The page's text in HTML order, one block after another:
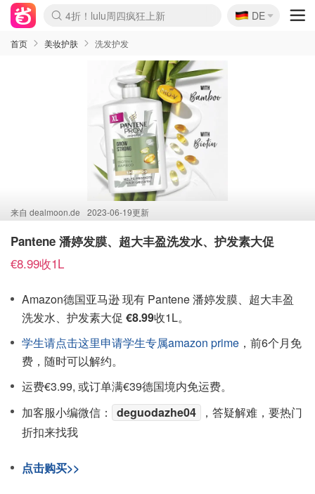
Boticinal 夏促开抢！
4折！lulu周四疯狂上新
还没结束！&OtherStories大促
Joybuy变相75折 随时失效
速领！Stanley独家85折
疑似霸哥！Camper额外叠85折
Zalando 奥莱闪促！每日更新
Moncler反季囤！5折起+叠9折
Coach Brooklyn仅€192
🇩🇪
DE
首页 美妆护肤 洗发护发
来自 dealmoon.de 2023-06-19更新
Pantene 潘婷发膜、超大丰盈洗发水、护发素大促
€8.99收1L
Amazon德国亚马逊 现有 Pantene 潘婷发膜、超大丰盈
洗发水、护发素大促 €8.99收1L。
学生请点击这里申请学生专属amazon prime ，前6个月免
费，随时可以解约。
运费€3.99, 或订单满€39德国境内免运费。
加客服小编微信：
deguodazhe04
，答疑解难，要热门
折扣来找我
点击购买>>